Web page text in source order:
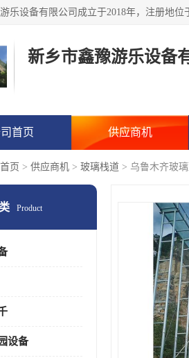
新乡市鑫豫游乐设备
首页 供应商机
首页 > 供应商机 > 玻璃栈道 > 乌鲁木齐玻
Product
设备